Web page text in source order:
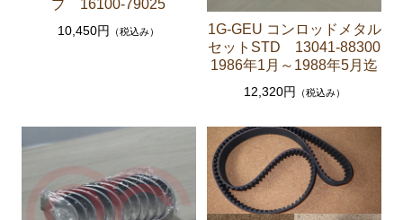
ブレーキパーツ（マスターシリンダー リペアキッ
ーズシリンダー オーバーホールキット など）
ステアリングパーツ（ピットマンアーム アイドラー
アーム タイロッドエンド など）
足回りパーツ（アッパーマウント ベアリング ボー
ルジョイント ブッシュ類 など）
プ 16100-79025
10,450円 （税込み）
1G-GEU コンロッドメタル
セットSTD 13041-88300
1986年1月～1988年5月迄
12,320円 （税込み）